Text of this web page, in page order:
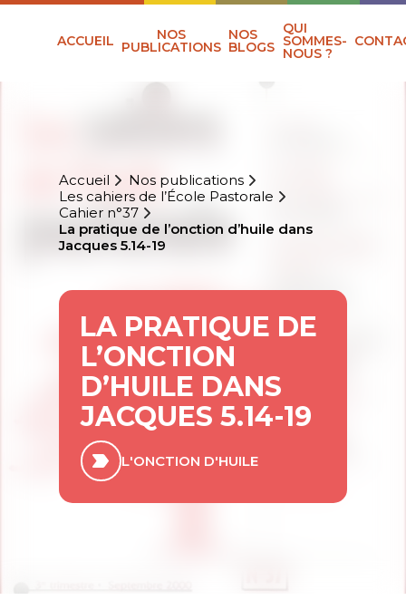
ACCUEIL NOS
PUBLICATIONS
NOS
BLOGS
QUI
SOMMES-
NOUS ?
Accueil
Nos publications
Les cahiers de l’École Pastorale
Cahier n°37
La pratique de l’onction d’huile dans
Jacques 5.14-19
LA PRATIQUE DE
L’ONCTION
D’HUILE DANS
JACQUES 5.14-19
L'ONCTION D'HUILE